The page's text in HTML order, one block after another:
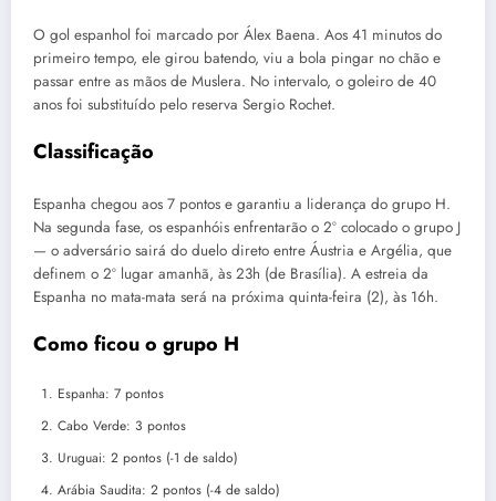
O gol espanhol foi marcado por Álex Baena. Aos 41 minutos do
primeiro tempo, ele girou batendo, viu a bola pingar no chão e
passar entre as mãos de Muslera. No intervalo, o goleiro de 40
anos foi substituído pelo reserva Sergio Rochet.
Classificação
Espanha chegou aos 7 pontos e garantiu a liderança do grupo H.
Na segunda fase, os espanhóis enfrentarão o 2º colocado o grupo J
— o adversário sairá do duelo direto entre Áustria e Argélia, que
definem o 2º lugar amanhã, às 23h (de Brasília). A estreia da
Espanha no mata-mata será na próxima quinta-feira (2), às 16h.
Como ficou o grupo H
Espanha: 7 pontos
Cabo Verde: 3 pontos
Uruguai: 2 pontos (-1 de saldo)
Arábia Saudita: 2 pontos (-4 de saldo)